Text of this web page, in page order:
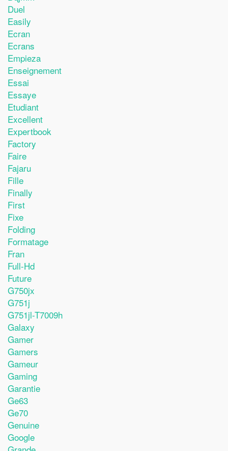
Duel
Easily
Ecran
Ecrans
Empieza
Enseignement
Essai
Essaye
Etudiant
Excellent
Expertbook
Factory
Faire
Fajaru
Fille
Finally
First
Fixe
Folding
Formatage
Fran
Full-Hd
Future
G750jx
G751j
G751jl-T7009h
Galaxy
Gamer
Gamers
Gameur
Gaming
Garantie
Ge63
Ge70
Genuine
Google